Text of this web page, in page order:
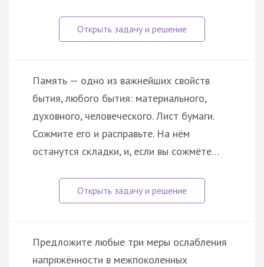
Память — одно из важнейших свойств
бытия, любого бытия: материального,
духовного, человеческого. Лист бумаги.
Сожмите его и расправьте. На нём
останутся складки, и, если вы сожмёте…
Предложите любые три меры ослабления
напряжённости в межпоколенных